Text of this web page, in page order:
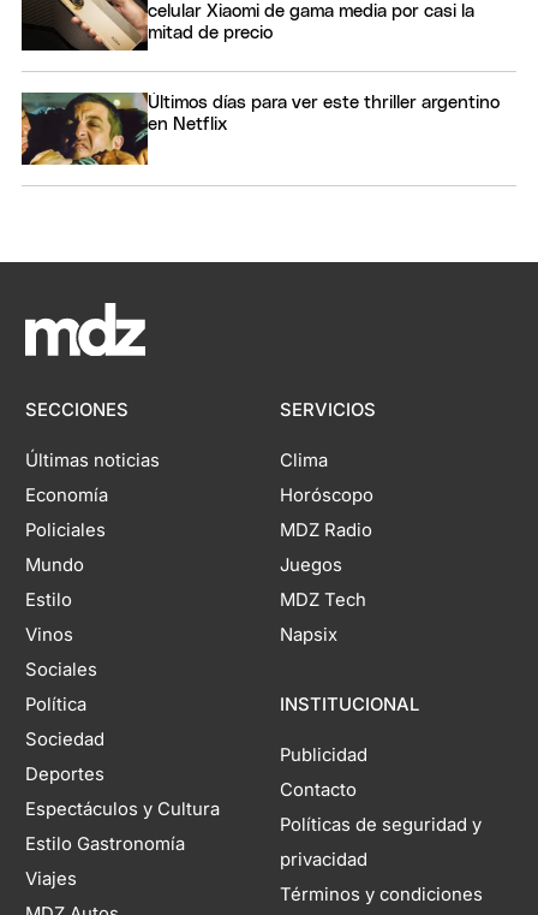
celular Xiaomi de gama media por casi la
mitad de precio
Últimos días para ver este thriller argentino
en Netflix
SECCIONES
Últimas noticias
Economía
Policiales
Mundo
Estilo
Vinos
Sociales
Política
Sociedad
Deportes
Espectáculos y Cultura
Estilo Gastronomía
Viajes
SERVICIOS
Clima
Horóscopo
MDZ Radio
Juegos
MDZ Tech
Napsix
INSTITUCIONAL
Publicidad
Contacto
Políticas de seguridad y
privacidad
Términos y condiciones